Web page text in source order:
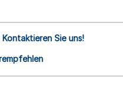
Sie uns!